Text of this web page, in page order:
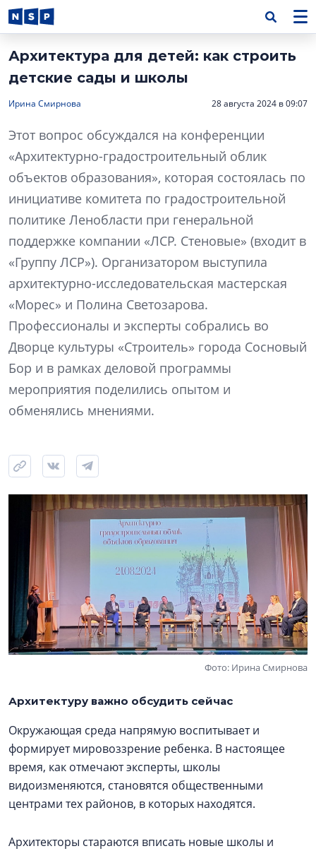
Архитектура для детей: как строить
детские сады и школы
Ирина Смирнова 28 августа 2024 в 09:07
Этот вопрос обсуждался на конференции
«Архитектурно-градостроительный облик
объектов образования», которая состоялась по
инициативе комитета по градостроительной
политике Ленобласти при генеральной
поддержке компании «ЛСР. Стеновые» (входит в
«Группу ЛСР»). Организатором выступила
архитектурно-исследовательская мастерская
«Морес» и Полина Светозарова.
Профессионалы и эксперты собрались во
Дворце культуры «Строитель» города Сосновый
Бор и в рамках деловой программы
мероприятия поделились опытом и
обменялись мнениями.
Фото: Ирина Смирнова
Архитектуру важно обсудить сейчас
Окружающая среда напрямую воспитывает и
формирует мировоззрение ребенка. В настоящее
время, как отмечают эксперты, школы
видоизменяются, становятся общественными
центрами тех районов, в которых находятся.
Архитекторы стараются вписать новые школы и